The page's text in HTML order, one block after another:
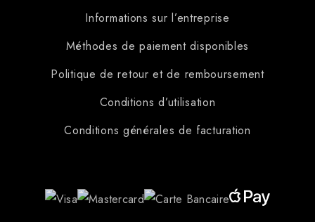
Informations sur l’entreprise
Méthodes de paiement disponibles
Politique de retour et de remboursement
Conditions d’utilisation
Conditions générales de facturation